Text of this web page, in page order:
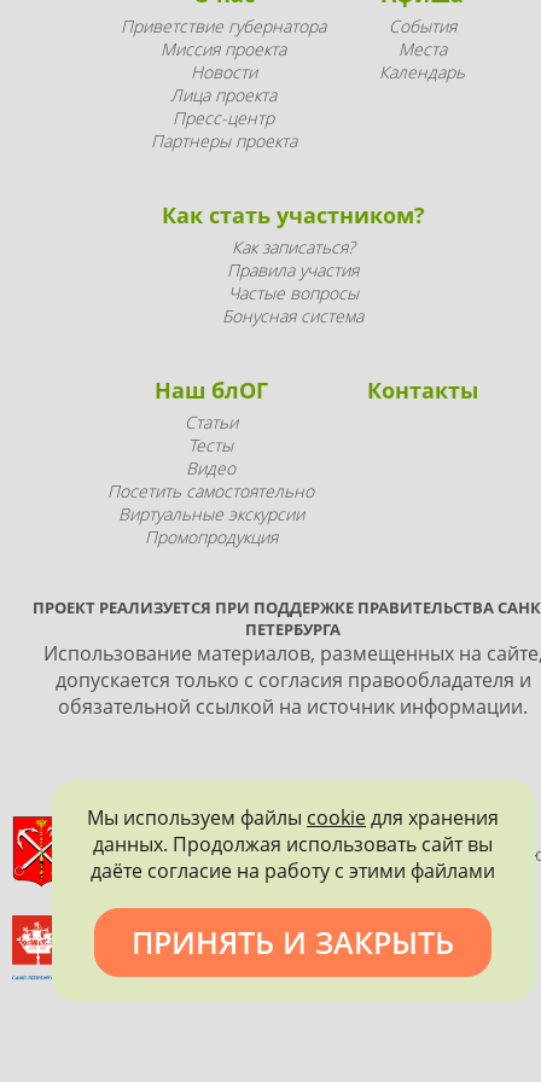
Приветствие губернатора
Миссия проекта
Новости
Лица проекта
Пресс-центр
Партнеры проекта
События
Места
Календарь
Как стать участником?
Как записаться?
Правила участия
Частые вопросы
Бонусная система
Наш блОГ
Статьи
Тесты
Видео
Посетить самостоятельно
Виртуальные экскурсии
Промопродукция
Контакты
ПРОЕКТ РЕАЛИЗУЕТСЯ ПРИ ПОДДЕРЖКЕ ПРАВИТЕЛЬСТВА
ПЕТЕРБУРГА
Использование материалов, размещенных на
допускается только с согласия правообладателя и
обязательной ссылкой на источник информации.
ПРАВИТЕЛЬСТВО САНКТ-ПЕТЕРБУРГА
КОМИТЕТ ПО ГОСУДАРСТВЕННОМУ КОНТРОЛЮ,
И ОХРАНЕ ПАМЯТНИКОВ ИСТОРИИ И КУЛЬТУРЫ
ВСЕРОССИЙСКОЕ ОБЩЕСТВО ОХРАНЫ ПАМЯТНИКОВ
ИСТОРИИ И КУЛЬТУРЫ
Мы используем файлы cookieдля хранения
данных. Продолжая использовать сайт вы
даёте согласие на работу с этими файлами
ПРИНЯТЬ И ЗАКРЫТЬ